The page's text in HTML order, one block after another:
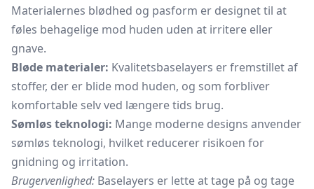
Materialernes blødhed og pasform er designet til at
føles behagelige mod huden uden at irritere eller
gnave.
Bløde materialer: Kvalitetsbaselayers er fremstillet af
stoffer, der er blide mod huden, og som forbliver
komfortable selv ved længere tids brug.
Sømløs teknologi: Mange moderne designs anvender
sømløs teknologi, hvilket reducerer risikoen for
gnidning og irritation.
Brugervenlighed: Baselayers er lette at tage på og tage